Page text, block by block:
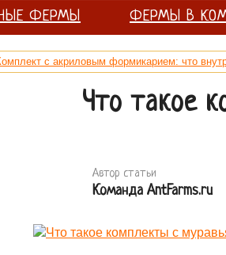
ФЕРМЫ ФЕРМЫ В
с акриловым формикарием: что
Что такое
Автор статьи
Команда AntFarms.ru